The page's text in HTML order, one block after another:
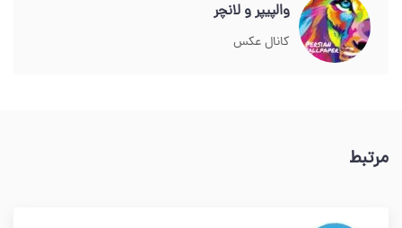
والپیپر و لانچر
کانال عکس
مرتبط